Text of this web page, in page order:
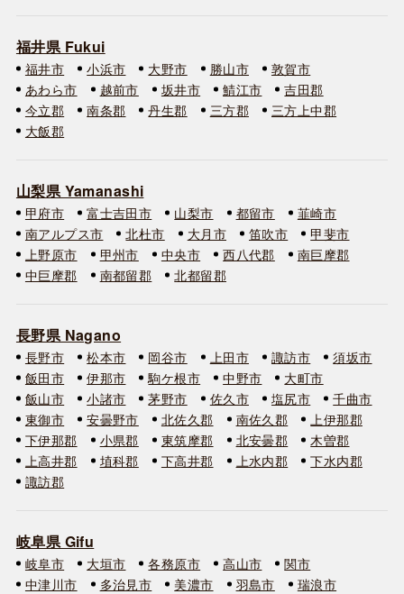
福井県 Fukui
福井市 小浜市 大野市 勝山市
敦賀市
あわら市
越前市 坂井市 鯖江市
吉田郡
今立郡
南条郡 丹生郡 三方郡
三方上中郡
大飯郡
山梨県 Yamanashi
甲府市 富士吉田市 山梨市 都留市
韮崎市
南アルプス市
北杜市 大月市 笛吹市
甲斐市
上野原市
甲州市 中央市 西八代郡
南巨摩郡
中巨摩郡
南都留郡 北都留郡
長野県 Nagano
長野市 松本市 岡谷市 上田市 諏訪市
須坂市
飯田市
伊那市 駒ケ根市 中野市
大町市
飯山市
小諸市 茅野市 佐久市 塩尻市
千曲市
東御市
安曇野市 北佐久郡 南佐久郡
上伊那郡
下伊那郡
小県郡 東筑摩郡 北安曇郡
木曽郡
上高井郡
埴科郡 下高井郡 上水内郡
下水内郡
諏訪郡
岐阜県 Gifu
岐阜市 大垣市 各務原市 高山市
関市
中津川市
多治見市 美濃市 羽島市
瑞浪市